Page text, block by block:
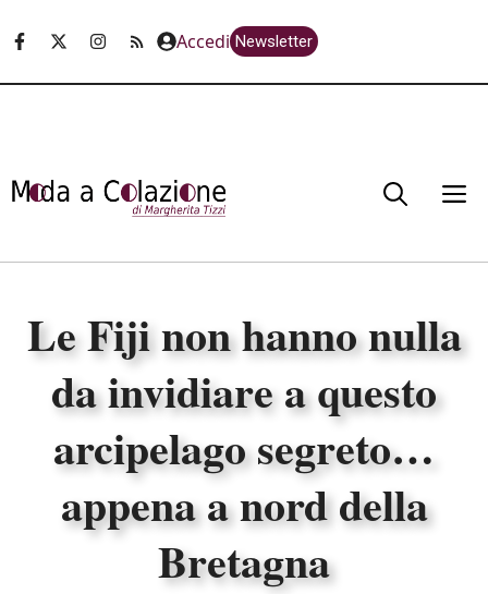
Accedi Newsletter
Le Fiji non hanno nulla
da invidiare a questo
arcipelago segreto…
appena a nord della
Bretagna